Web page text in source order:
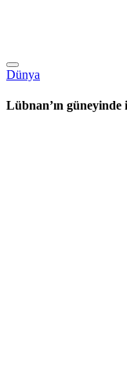
Dünya
Lübnan’ın